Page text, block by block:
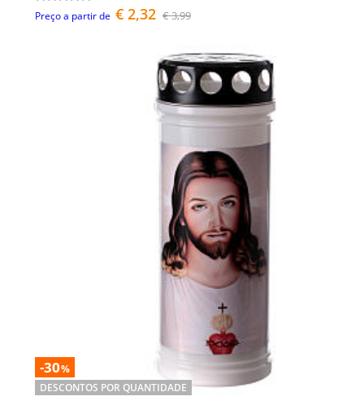
Preço a partir de € 2,32 € 3,99
-30%
DESCONTOS POR QUANTIDADE